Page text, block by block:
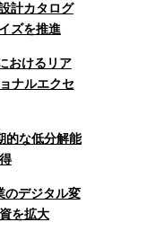
計カタログ
ズを推進
おけるリア
ナルエクセ
的な低分解能
のデジタル変
を拡大